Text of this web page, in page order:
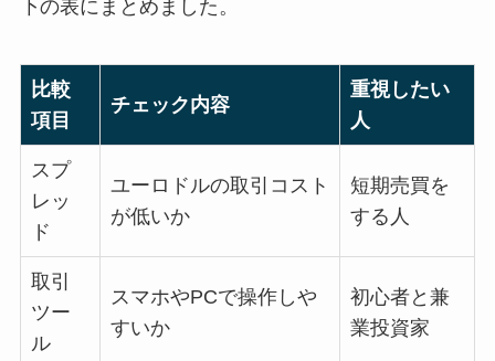
下の表にまとめました。
比較
項目
チェック内容
重視したい
人
スプ
レッ
ド
ユーロドルの取引コスト
が低いか
短期売買を
する人
取引
ツー
ル
スマホやPCで操作しや
すいか
初心者と兼
業投資家